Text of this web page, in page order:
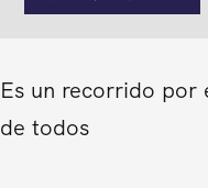
Es un recorrido por
de todos